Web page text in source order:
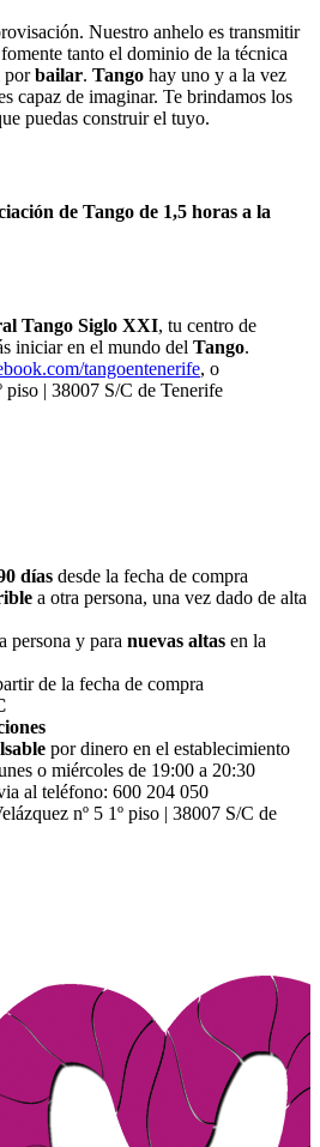
Nuestro anhelo es transmitir
tanto el dominio de la técnica
porbailar. Tango hay uno y a la vez
capaz de imaginar. Te brindamos los
puedas construir el tuyo.
de Tango de 1,5 horas a la
Tango Siglo XXI, tu centro de
iniciar en el mundo del Tango.
tangoentenerife, o
piso | 38007 S/C de Tenerife
días desde la fecha de compra
a otra persona, una vez dado de alta
persona y para nuevas altas en la
de la fecha de compra
por dinero en el establecimiento
o miércoles de 19:00 a 20:30
al teléfono: 600 204 050
nº 5 1º piso | 38007 S/C de